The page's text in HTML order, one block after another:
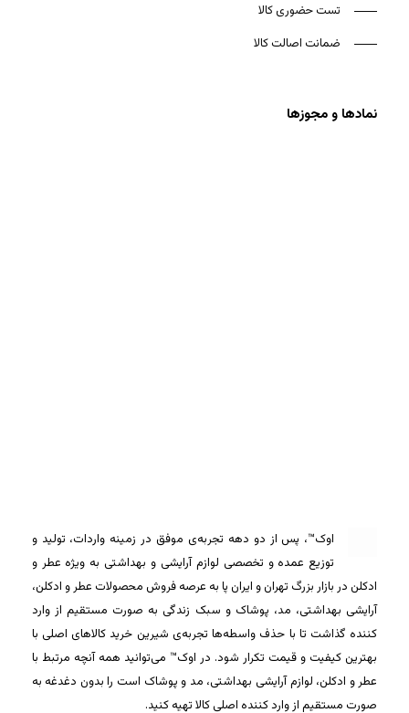
تست حضوری کالا
ضمانت اصالت کالا
نمادها و مجوزها
اوک™، پس از دو دهه تجربه‌ی موفق در زمینه واردات، تولید و
توزیع عمده و تخصصی لوازم آرایشی و بهداشتی به ویژه عطر و
ادکلن در بازار بزرگ تهران و ایران پا به عرصه فروش محصولات عطر و ادکلن،
آرایشی بهداشتی، مد، پوشاک و سبک زندگی به صورت مستقیم از وارد
کننده گذاشت تا با حذف واسطه‌ها تجربه‌ی شیرین خرید کالاهای اصلی با
بهترین کیفیت و قیمت تکرار شود. در اوک™ می‌توانید همه آنچه مرتبط با
عطر و ادکلن، لوازم آرایشی بهداشتی، مد و پوشاک است را بدون دغدغه به
صورت مستقیم از وارد کننده اصلی کالا تهیه کنید.